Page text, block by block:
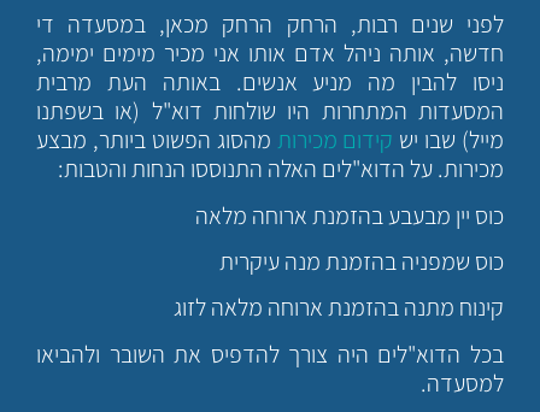
לפני שנים רבות, הרחק הרחק מכאן, במסעדה די
חדשה, אותה ניהל אדם אותו אני מכיר מימים ימימה,
ניסו להבין מה מניע אנשים. באותה העת מרבית
המסעדות המתחרות היו שולחות דוא"ל (או בשפתנו
מייל) שבו יש קידום מכירות מהסוג הפשוט ביותר, מבצע
מכירות. על הדוא"לים האלה התנוססו הנחות והטבות:
כוס יין מבעבע בהזמנת ארוחה מלאה
כוס שמפניה בהזמנת מנה עיקרית
קינוח מתנה בהזמנת ארוחה מלאה לזוג
בכל הדוא"לים היה צורך להדפיס את השובר ולהביאו
למסעדה.